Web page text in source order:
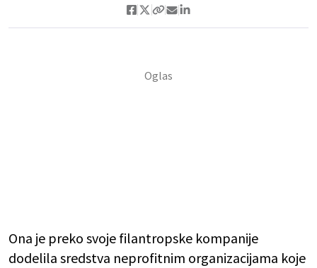
Ona je preko svoje filantropske kompanije
dodelila sredstva neprofitnim organizacijama koje